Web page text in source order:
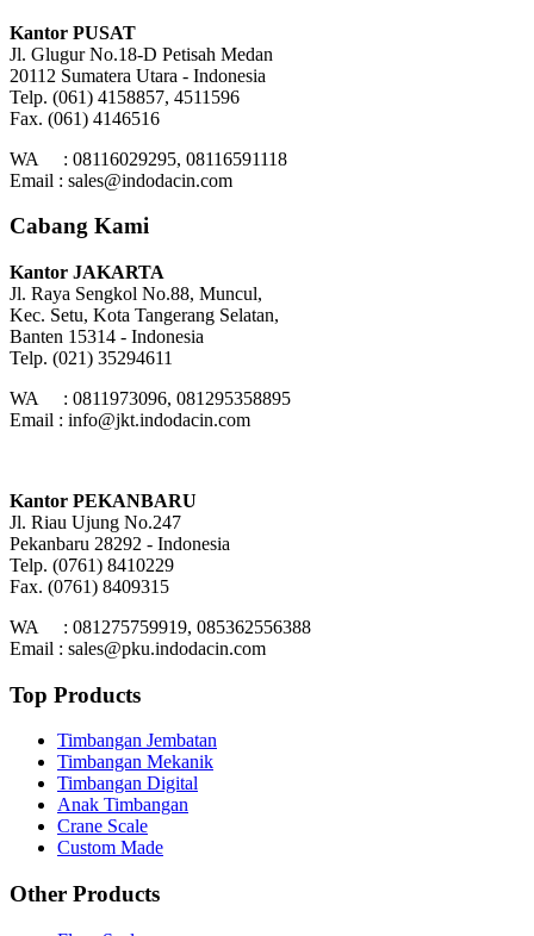
Kantor PUSAT
Jl. Glugur No.18-D Petisah Medan
20112 Sumatera Utara - Indonesia
Telp. (061) 4158857, 4511596
Fax. (061) 4146516
WA : 08116029295, 08116591118
Email : sales@indodacin.com
Cabang Kami
Kantor JAKARTA
Jl. Raya Sengkol No.88, Muncul,
Kec. Setu, Kota Tangerang Selatan,
Banten 15314 - Indonesia
Telp. (021) 35294611
WA : 0811973096, 081295358895
Email : info@jkt.indodacin.com
Kantor PEKANBARU
Jl. Riau Ujung No.247
Pekanbaru 28292 - Indonesia
Telp. (0761) 8410229
Fax. (0761) 8409315
WA : 081275759919, 085362556388
Email : sales@pku.indodacin.com
Top Products
Timbangan Jembatan
Timbangan Mekanik
Timbangan Digital
Anak Timbangan
Crane Scale
Custom Made
Other Products